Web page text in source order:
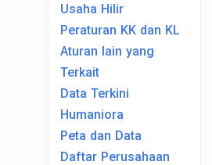
Usaha Hilir
Peraturan KK dan KL
Aturan lain yang
Terkait
Data Terkini
Humaniora
Peta dan Data
Daftar Perusahaan